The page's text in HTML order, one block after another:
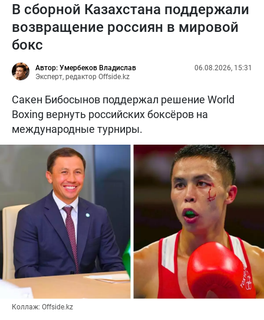
В сборной Казахстана поддержали
возвращение россиян в мировой
бокс
Автор: Умербеков Владислав
Эксперт, редактор Offside.kz
06.08.2026, 15:31
Сакен Бибосынов поддержал решение World
Boxing вернуть российских боксёров на
международные турниры.
Коллаж: Offside.kz